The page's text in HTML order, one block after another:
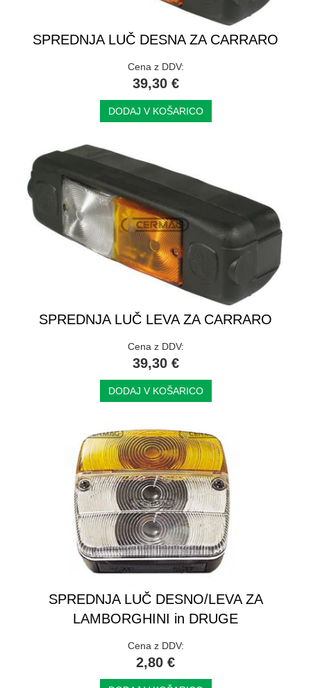
SPREDNJA LUČ DESNA ZA CARRARO
Cena z DDV:
39,30 €
DODAJ V KOŠARICO
SPREDNJA LUČ LEVA ZA CARRARO
Cena z DDV:
39,30 €
DODAJ V KOŠARICO
SPREDNJA LUČ DESNO/LEVA ZA
LAMBORGHINI in DRUGE
Cena z DDV:
2,80 €